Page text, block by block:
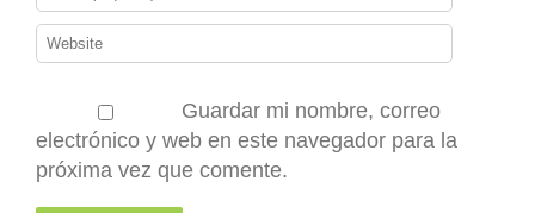
Guardar mi nombre, correo
electrónico y web en este navegador para la
próxima vez que comente.